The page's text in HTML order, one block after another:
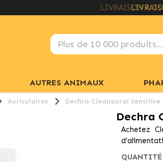
AUTRES ANIMAUX
Auriculaires Dechra Cleanaural
Dechra
Achetez
QUANTITÉ